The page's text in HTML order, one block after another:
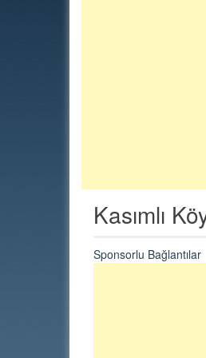
Kasımlı
Sponsorlu Bağlantılar